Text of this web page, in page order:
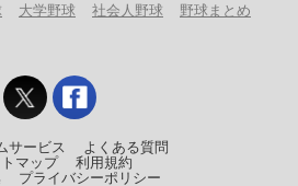
大学野球 社会人野球 野球まとめ
サービス
よくある質問
マップ
利用規約
プライバシーポリシー